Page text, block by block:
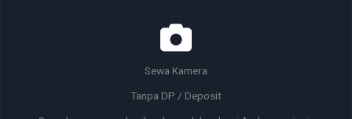
Sewa Kamera
Tanpa DP / Deposit